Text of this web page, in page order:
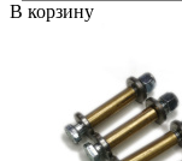
В корзину